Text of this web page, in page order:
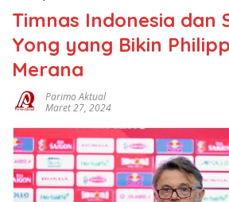
Timnas Indonesia dan
Yong yang Bikin
Merana
Parimo Aktual
Maret 27, 2024